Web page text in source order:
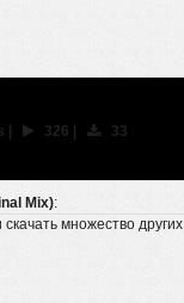
| 326 |
33
Mix):
множество других